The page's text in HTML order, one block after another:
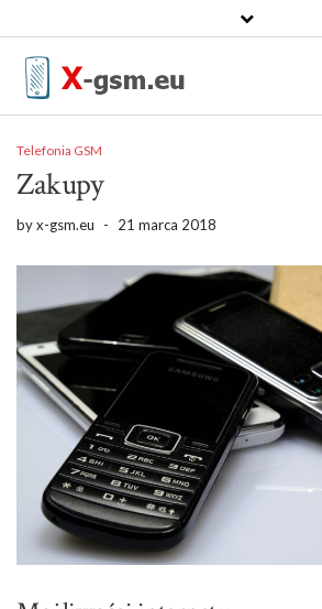
Telefonia GSM
Zakupy
byx-gsm.eu - 21 marca 2018